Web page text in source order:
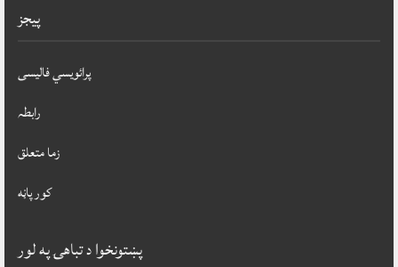
پيجز
پرائویسي فالیسی
رابطہ
زما متعلق
کور پاڼه
پښتونخوا د تباهۍ په لور